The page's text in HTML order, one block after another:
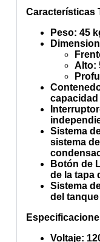
Características
Peso: 45
Alto:
Sistema
sistema
Botón de
de la tapa
Sistema
del
Voltaje: